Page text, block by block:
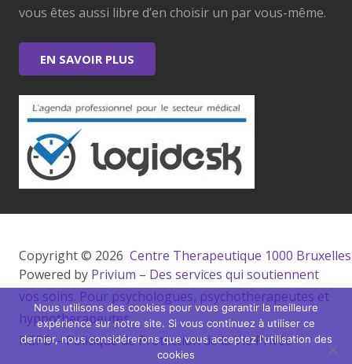
vous êtes aussi libre d’en choisir un par vous-même.
EN SAVOIR PLUS
Copyright © 2026 Centre Therapeutique 1000 Bruxelles
Powered by Privium – Des services qui soutiennent
vos soins. Pour psychologues, psychotherapeutes et
hypnotherapeutes.
RGPD – Politique de Protection de la Vie Privée
Nous utilisons des cookies pour vous garantir la meilleure
expérience sur notre site. Si vous continuez à utiliser ce
dernier, nous considérerons que vous acceptez l'utilisation des
cookies